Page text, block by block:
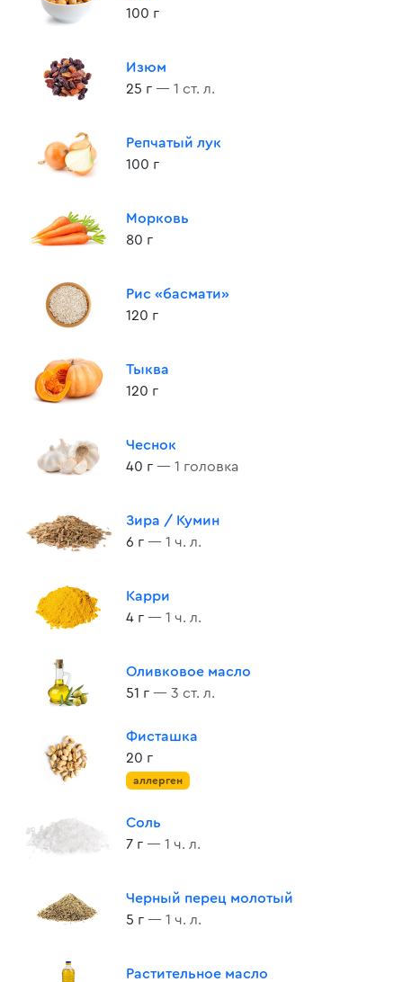
100 г
Изюм
25 г — 1 ст. л.
Репчатый лук
100 г
Морковь
80 г
Рис «басмати»
120 г
Тыква
120 г
Чеснок
40 г — 1 головка
Зира / Кумин
6 г — 1 ч. л.
Карри
4 г — 1 ч. л.
Оливковое масло
51 г — 3 ст. л.
Фисташка
20 г
аллерген
Соль
7 г — 1 ч. л.
Черный перец молотый
5 г — 1 ч. л.
Растительное масло